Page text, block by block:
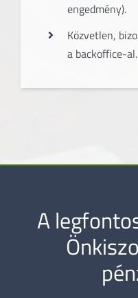
engedmény).
Közvetlen,
a backoffice-al.
A